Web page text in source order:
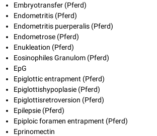
Embryotransfer (Pferd)
Endometritis (Pferd)
Endometritis puerperalis (Pferd)
Endometrose (Pferd)
Enukleation (Pferd)
Eosinophiles Granulom (Pferd)
EpG
Epiglottic entrapment (Pferd)
Epiglottishypoplasie (Pferd)
Epiglottisretroversion (Pferd)
Epilepsie (Pferd)
Epiploic foramen entrapment (Pferd)
Eprinomectin